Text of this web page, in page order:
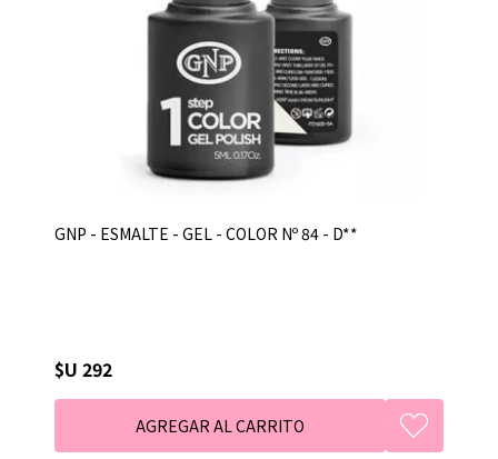
GNP - ESMALTE - GEL - COLOR Nº 84 - D**
$U 292